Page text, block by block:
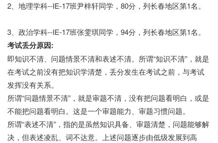
2、地理学科--IE-17班尹梓轩同学，80分，列长春地区第1名。
3、政治学科--IE-17班张雯琪同学，94分，列长春地区第1名。
考试丢分原因:
即知识不清、问题情景不清和表述不清。所谓“知识不清”，就是
在考试之前没有把知识学清楚，丢分发生在考试之前，与考试
发挥没有关系。
所谓“问题情景不清”，就是审题不清，没有把问题看明白，或是
不能把问题看明白。这是一个审题能力、审题习惯问题。
所谓“表述不清”，指的是虽然知识具备、审题清楚，问题能够解
决，但表述凌乱、词不达意。上述问题逐步由低级发展到高